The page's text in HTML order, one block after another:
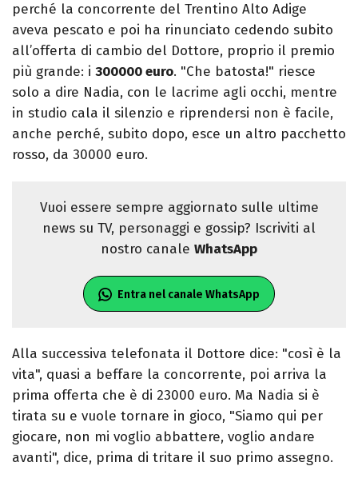
perché la concorrente del Trentino Alto Adige
aveva pescato e poi ha rinunciato cedendo subito
all’offerta di cambio del Dottore, proprio il premio
più grande: i 300000 euro. "Che batosta!" riesce
solo a dire Nadia, con le lacrime agli occhi, mentre
in studio cala il silenzio e riprendersi non è facile,
anche perché, subito dopo, esce un altro pacchetto
rosso, da 30000 euro.
Vuoi essere sempre aggiornato sulle ultime
news su TV, personaggi e gossip? Iscriviti al
nostro canale WhatsApp
Entra nel canale WhatsApp
Alla successiva telefonata il Dottore dice: "così è la
vita", quasi a beffare la concorrente, poi arriva la
prima offerta che è di 23000 euro. Ma Nadia si è
tirata su e vuole tornare in gioco, "Siamo qui per
giocare, non mi voglio abbattere, voglio andare
avanti", dice, prima di tritare il suo primo assegno.